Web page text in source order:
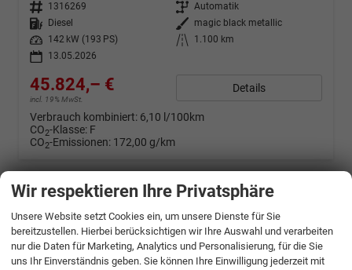
Fahrzeugnr. 1316269 Getriebe Automatik
Kraftstoff
Diesel Außenfarbe
magic black metallic
Leistung
142 kW (193 PS) Kilometerstand
1.100 km
13.05.2026
45.824,– €
incl. 19% MwSt.
Details
Verbrauch kombiniert: 6,10 l/100km
CO2-Klasse: F
CO2-Emissionen: 172,00 g/km
Wir respektieren Ihre Privatsphäre
Unsere Website setzt Cookies ein, um unsere Dienste für Sie
bereitzustellen. Hierbei berücksichtigen wir Ihre Auswahl und verarbeiten
nur die Daten für Marketing, Analytics und Personalisierung, für die Sie
uns Ihr Einverständnis geben. Sie können Ihre Einwilligung jederzeit mit